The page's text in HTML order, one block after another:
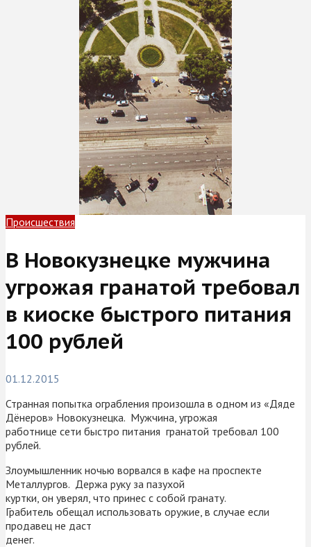
Происшествия
В Новокузнецке мужчина
угрожая гранатой требовал
в киоске быстрого питания
100 рублей
01.12.2015
Странная попытка ограбления произошла в одном из «Дяде
Дёнеров» Новокузнецка. Мужчина, угрожая
работнице сети быстро питания гранатой требовал 100
рублей.
Злоумышленник ночью ворвался в кафе на проспекте
Металлургов. Держа руку за пазухой
куртки, он уверял, что принес с собой гранату.
Грабитель обещал использовать оружие, в случае если
продавец не даст
денег.